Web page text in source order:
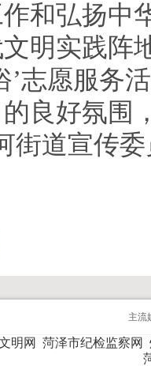
和弘扬中
明实践阵
’志愿服务
良好氛围
街道宣传
主流
明网 菏泽市纪检监察网